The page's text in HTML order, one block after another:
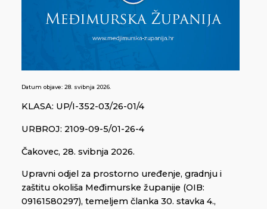
Datum objave: 28. svibnja 2026.
KLASA: UP/I-352-03/26-01/4
URBROJ: 2109-09-5/01-26-4
Čakovec, 28. svibnja 2026.
Upravni odjel za prostorno uređenje, gradnju i
zaštitu okoliša Međimurske županije (OIB:
09161580297), temeljem članka 30. stavka 4.,